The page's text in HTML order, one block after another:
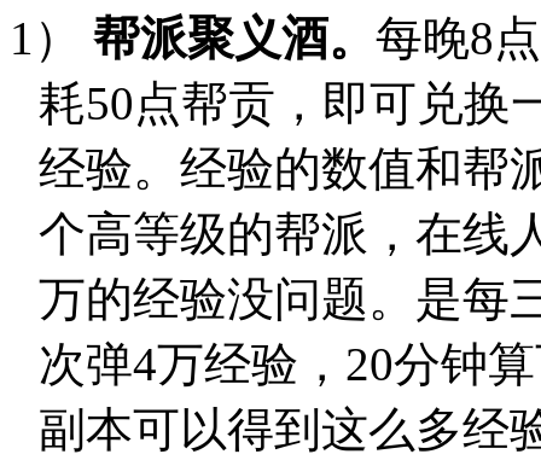
1） 帮派聚义酒。 每晚8
耗50点帮贡，即可兑换
经验。经验的数值和帮
个高等级的帮派，在线
万的经验没问题。是每
次弹4万经验，20分钟
副本可以得到这么多经